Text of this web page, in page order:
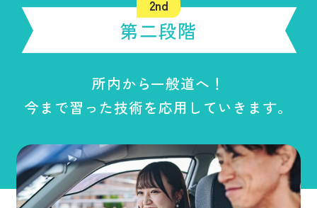
第二段階
所内から一般道へ！
今まで習った技術を応用していきます。